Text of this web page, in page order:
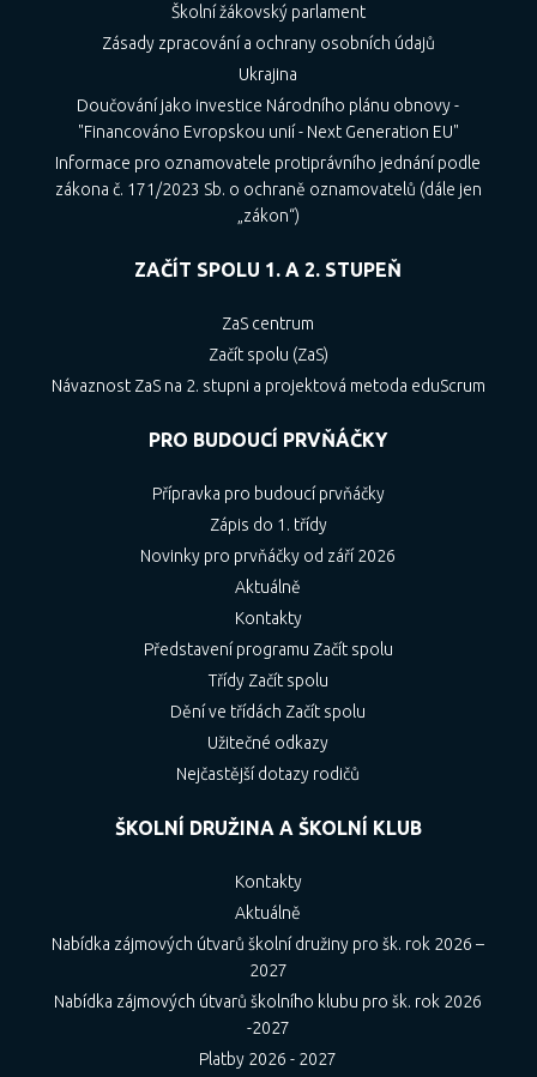
Školní žákovský parlament
Zásady zpracování a ochrany osobních údajů
Ukrajina
Doučování jako investice Národního plánu obnovy -
"Financováno Evropskou unií - Next Generation EU"
Informace pro oznamovatele protiprávního jednání podle
zákona č. 171/2023 Sb. o ochraně oznamovatelů (dále jen
„zákon“)
ZAČÍT SPOLU 1. A 2. STUPEŇ
ZaS centrum
Začít spolu (ZaS)
Návaznost ZaS na 2. stupni a projektová metoda eduScrum
PRO BUDOUCÍ PRVŇÁČKY
Přípravka pro budoucí prvňáčky
Zápis do 1. třídy
Novinky pro prvňáčky od září 2026
Aktuálně
Kontakty
Představení programu Začít spolu
Třídy Začít spolu
Dění ve třídách Začít spolu
Užitečné odkazy
Nejčastější dotazy rodičů
ŠKOLNÍ DRUŽINA A ŠKOLNÍ KLUB
Kontakty
Aktuálně
Nabídka zájmových útvarů školní družiny pro šk. rok 2026 –
2027
Nabídka zájmových útvarů školního klubu pro šk. rok 2026
-2027
Platby 2026 - 2027